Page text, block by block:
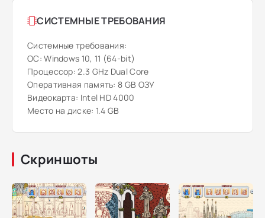
СИСТЕМНЫЕ ТРЕБОВАНИЯ
Системные требования:
ОС: Windows 10, 11 (64-bit)
Процессор: 2.3 GHz Dual Core
Оперативная память: 8 GB ОЗУ
Видеокарта: Intel HD 4000
Место на диске: 1.4 GB
Скриншоты